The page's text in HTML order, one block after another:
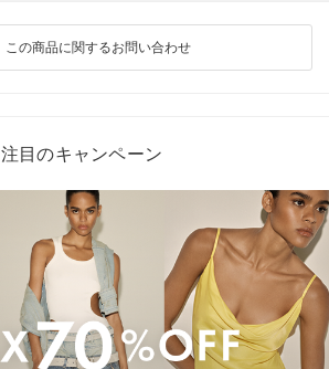
この商品に関するお問い合わせ
注目のキャンペーン